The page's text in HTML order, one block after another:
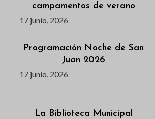
campamentos de verano
17 junio, 2026
Programación Noche de San
Juan 2026
17 junio, 2026
La Biblioteca Municipal